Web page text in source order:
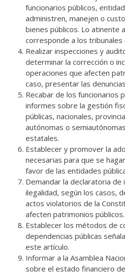
funcionarios públicos,
administren, manejen o
bienes públicos. Lo atinente
corresponde a los tribunales
Realizar inspecciones y
determinar la corrección o
operaciones que afecten
caso, presentar las
Recabar de los funcionarios
informes sobre la gestión
públicas, nacionales,
autónomas o
estatales.
Establecer y promover la
necesarias para que se
favor de las entidades
Demandar la declaratoria de
ilegalidad, según los casos,
actos violatorios de la
afecten patrimonios públicos.
Establecer los métodos de
dependencias públicas
este artículo.
Informar a la Asamblea
sobre el estado financiero